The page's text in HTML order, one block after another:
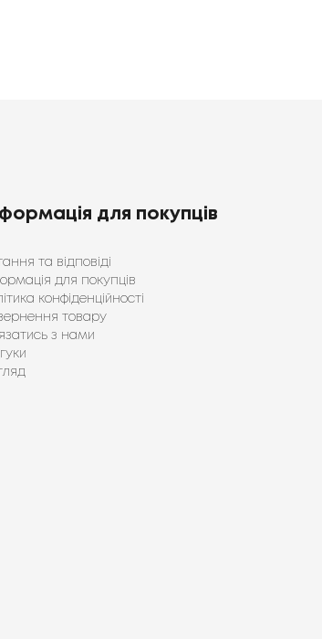
для покупців
та відповіді
для покупців
конфіденційності
товару
з нами